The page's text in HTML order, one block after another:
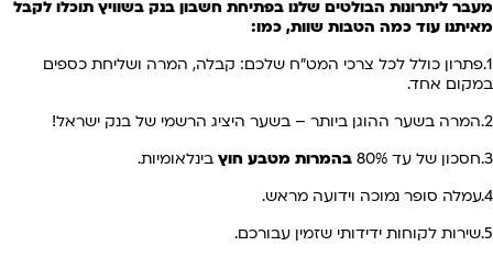
מעבר ליתרונות הבולטים שלנו בפתיחת חשבון בנק בשוויץ תוכלו לקבל
מאיתנו עוד כמה הטבות שוות, כמו:
1.פתרון כולל לכל צרכי המט"ח שלכם: קבלה, המרה ושליחת כספים
במקום אחד.
2.המרה בשער ההוגן ביותר – בשער היציג הרשמי של בנק ישראל!
3.חסכון של עד 80%
בהמרות מטבע חוץ בינלאומיות.
4.עמלה סופר נמוכה וידועה מראש.
5.שירות לקוחות ידידותי שזמין עבורכם.